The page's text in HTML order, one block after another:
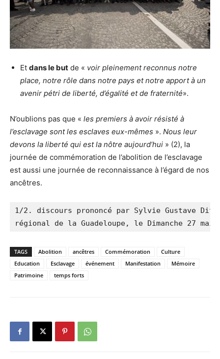
Et dans le but de « voir pleinement reconnus notre
place, notre rôle dans notre pays et notre apport à un
avenir pétri de liberté, d’égalité et de fraternité».
N’oublions pas que « les premiers à avoir résisté à
l’esclavage sont les esclaves eux-mêmes ». Nous leur
devons la liberté qui est la nôtre aujourd’hui » (2), la
journée de commémoration de l’abolition de l’esclavage
est aussi une journée de reconnaissance à l’égard de nos
ancêtres.
1/2. discours prononcé par Sylvie Gustave
régional de la Guadeloupe, le Dimanche 27
TAGS Abolition ancêtres Commémoration
Culture
Education
Esclavage événement Manifestation
Mémoire
Patrimoine
temps forts